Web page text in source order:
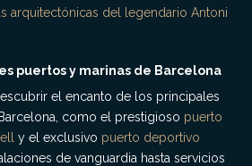
arquitectónicas del legendario Antoni
puertos y marinas de Barcelona
el encanto de los principales
como el prestigioso puerto
y el exclusivo puerto deportivo
de vanguardia hasta servicios